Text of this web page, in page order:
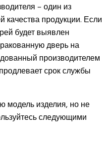
– один из
качества продукции. Если
будет выявлен
дверь на
производителем
срок службы
изделия, но не
следующими